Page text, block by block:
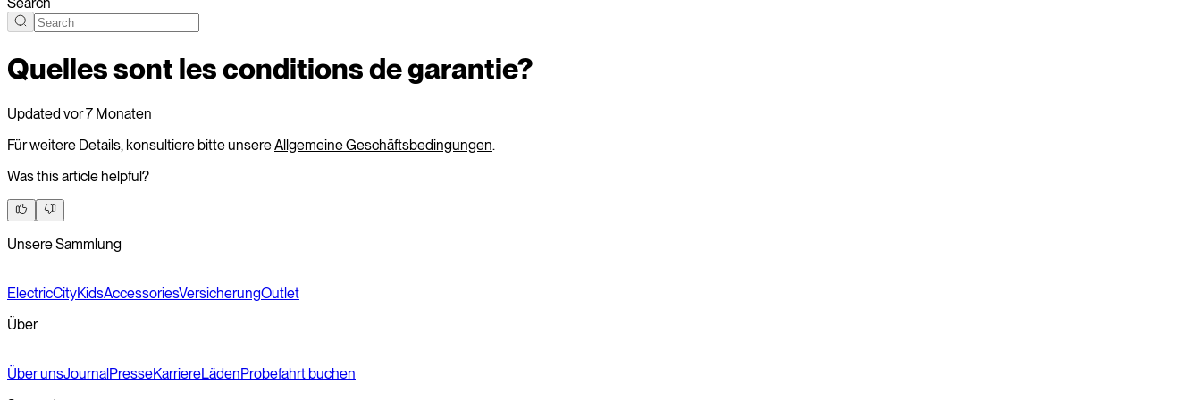
Quelles sont les conditions de garantie?
Updated vor 7 Monaten
Für weitere Details, konsultiere bitte unsereAllgemeine Geschäftsbedingungen.
Was this article helpful?
Unsere Sammlung
ElectricCityKidsAccessoriesVersicherungOutlet
Über
Über unsJournalPresseKarriereLädenProbefahrt buchen